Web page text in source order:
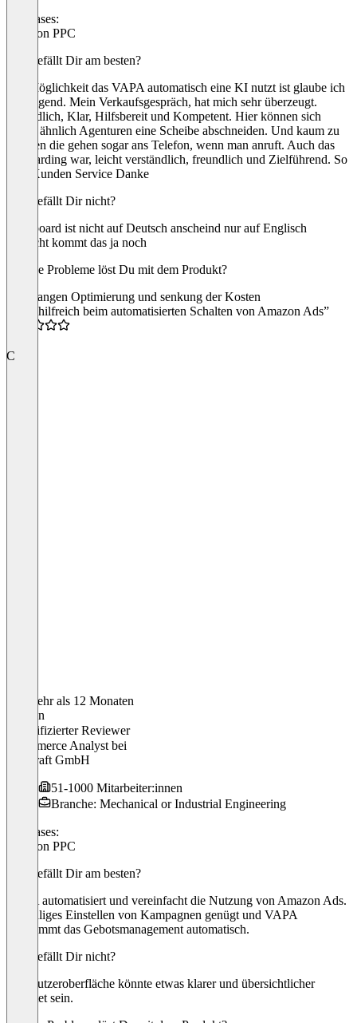
Use cases:
Amazon PPC
Was gefällt Dir am besten?
Die Möglichkeit das VAPA automatisch eine KI nutzt ist glaube ich
überragend. Mein Verkaufsgespräch, hat mich sehr überzeugt.
Freundlich, Klar, Hilfsbereit und Kompetent. Hier können sich
einige ähnlich Agenturen eine Scheibe abschneiden. Und kaum zu
glauben die gehen sogar ans Telefon, wenn man anruft. Auch das
Onboarding war, leicht verständlich, freundlich und Zielführend. So
geht Kunden Service Danke
Was gefällt Dir nicht?
Dashboard ist nicht auf Deutsch anscheind nur auf Englisch
vieleicht kommt das ja noch
Welche Probleme löst Du mit dem Produkt?
Kampangen Optimierung und senkung der Kosten
“Sehr hilfreich beim automatisierten Schalten von Amazon Ads”
C
Vor mehr als 12 Monaten
Carsten
Verifizierter Reviewer
eCommerce Analyst bei
wolfcraft GmbH
51-1000 Mitarbeiter:innen
Branche: Mechanical or Industrial Engineering
Use cases:
Amazon PPC
Was gefällt Dir am besten?
VAPA automatisiert und vereinfacht die Nutzung von Amazon Ads.
Einmaliges Einstellen von Kampagnen genügt und VAPA
übernimmt das Gebotsmanagement automatisch.
Was gefällt Dir nicht?
Die Nutzeroberfläche könnte etwas klarer und übersichtlicher
gestaltet sein.